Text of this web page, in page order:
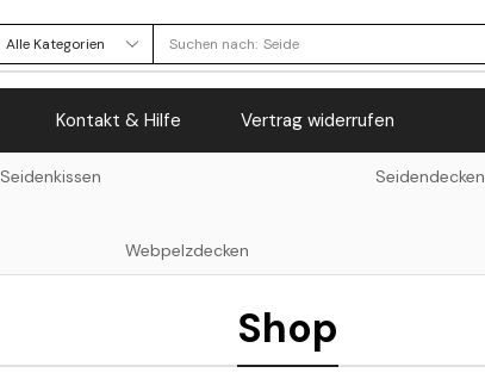
Suchen nach: Seide
Kontakt & Hilfe Vertrag widerrufen
Seidenkissen Seidendecken
Webpelzdecken
Shop